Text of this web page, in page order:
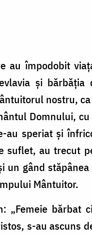
au împodobit
şi
nostru,
Domnului,
au speriat şi
suflet, au trecut
un gând
Mântuitor.
„Femeie
s-au ascuns